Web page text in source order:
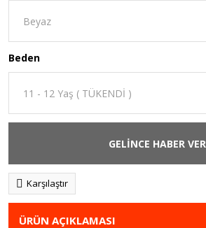
Beden
GELİNCE HABER VER
Karşılaştır
ÜRÜN AÇIKLAMASI